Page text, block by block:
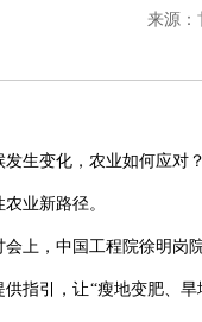
来源：
发生变化，农业如何应对
业新路径。
会上，中国工程院徐明岗
供指引，让“瘦地变肥、